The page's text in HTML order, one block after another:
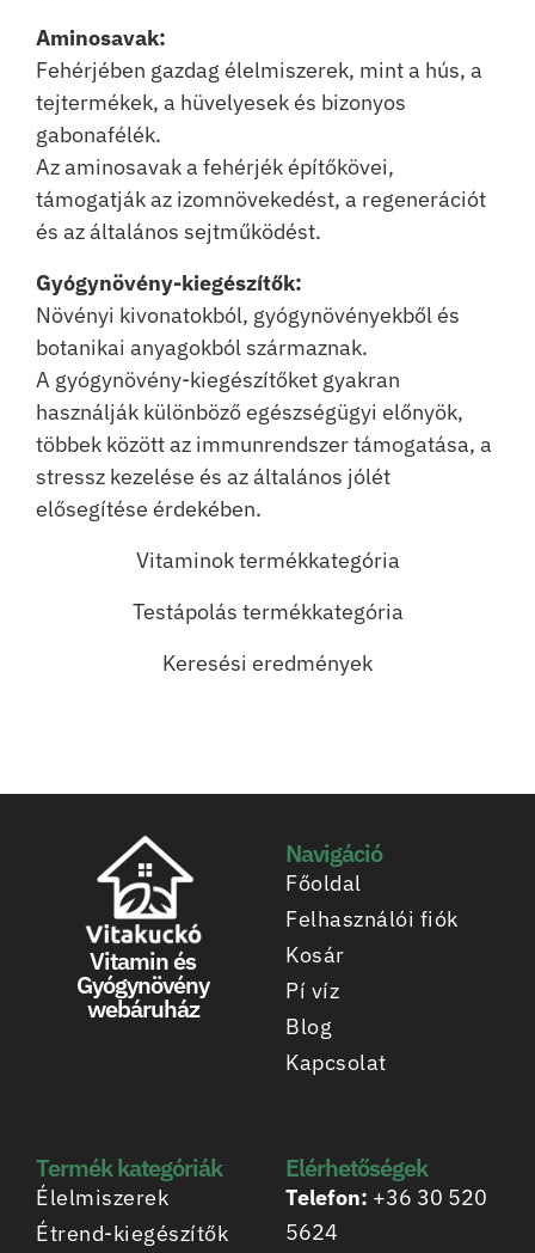
Aminosavak:
Fehérjében gazdag élelmiszerek, mint a hús, a
tejtermékek, a hüvelyesek és bizonyos
gabonafélék.
Az aminosavak a fehérjék építőkövei,
támogatják az izomnövekedést, a regenerációt
és az általános sejtműködést.
Gyógynövény-kiegészítők:
Növényi kivonatokból, gyógynövényekből és
botanikai anyagokból származnak.
A gyógynövény-kiegészítőket gyakran
használják különböző egészségügyi előnyök,
többek között az immunrendszer támogatása, a
stressz kezelése és az általános jólét
elősegítése érdekében.
Vitaminok termékkategória
Testápolás termékkategória
Keresési eredmények
Vitamin és
Gyógynövény
webáruház
Navigáció
Főoldal
Felhasználói fiók
Kosár
Pí víz
Blog
Kapcsolat
Termék kategóriák
Élelmiszerek
Étrend-kiegészítők
Elérhetőségek
Telefon: +36 30 520
5624